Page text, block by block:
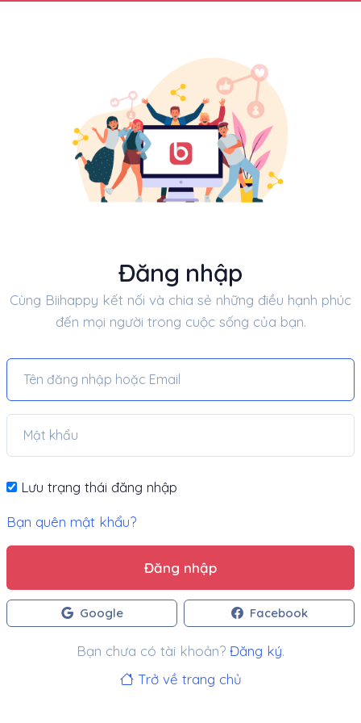
Đăng nhập
Cùng Biihappy kết nối và chia sẻ những điều hạnh phúc
đến mọi người trong cuộc sống của bạn.
Lưu trạng thái đăng nhập
Bạn quên mật khẩu?
Đăng nhập
Google Facebook
Bạn chưa có tài khoản? Đăng ký.
Trở về trang chủ